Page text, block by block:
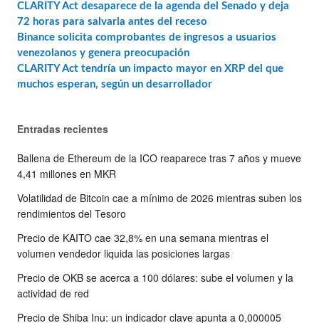
CLARITY Act desaparece de la agenda del Senado y deja
72 horas para salvarla antes del receso
Binance solicita comprobantes de ingresos a usuarios
venezolanos y genera preocupación
CLARITY Act tendría un impacto mayor en XRP del que
muchos esperan, según un desarrollador
Entradas recientes
Ballena de Ethereum de la ICO reaparece tras 7 años y mueve
4,41 millones en MKR
Volatilidad de Bitcoin cae a mínimo de 2026 mientras suben los
rendimientos del Tesoro
Precio de KAITO cae 32,8% en una semana mientras el
volumen vendedor liquida las posiciones largas
Precio de OKB se acerca a 100 dólares: sube el volumen y la
actividad de red
Precio de Shiba Inu: un indicador clave apunta a 0,000005